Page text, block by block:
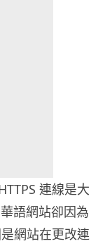
連線是大
語網站卻因為
網站在更改連